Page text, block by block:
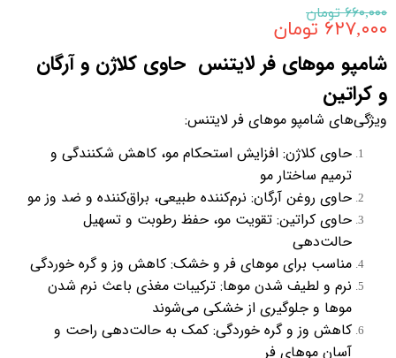
۶۶۰,۰۰۰ تومان
۶۲۷,۰۰۰ تومان
شامپو موهای فر لایتنس حاوی کلاژن و آرگان
و کراتین
ویژگی‌های شامپو موهای فر لایتنس:
حاوی کلاژن: افزایش استحکام مو، کاهش شکنندگی و
ترمیم ساختار مو
حاوی روغن آرگان: نرم‌کننده طبیعی، براق‌کننده و ضد وز مو
حاوی کراتین: تقویت مو، حفظ رطوبت و تسهیل
حالت‌دهی
مناسب برای موهای فر و خشک: کاهش وز و گره خوردگی
نرم و لطیف شدن موها: ترکیبات مغذی باعث نرم شدن
موها و جلوگیری از خشکی می‌شوند
کاهش وز و گره خوردگی: کمک به حالت‌دهی راحت و
آسان موهای فر